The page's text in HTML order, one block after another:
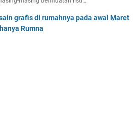
grafis di rumahnya pada awal Maret
Rumna